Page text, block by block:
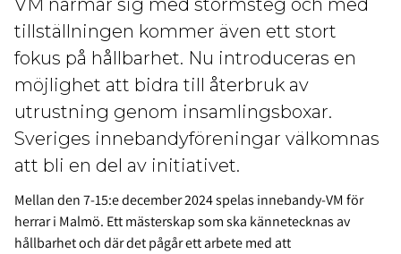
VM närmar sig med stormsteg och med
tillställningen kommer även ett stort
fokus på hållbarhet. Nu introduceras en
möjlighet att bidra till återbruk av
utrustning genom insamlingsboxar.
Sveriges innebandyföreningar välkomnas
att bli en del av initiativet.
Mellan den 7-15:e december 2024 spelas innebandy-VM för
herrar i Malmö. Ett mästerskap som ska kännetecknas av
hållbarhet och där det pågår ett arbete med att